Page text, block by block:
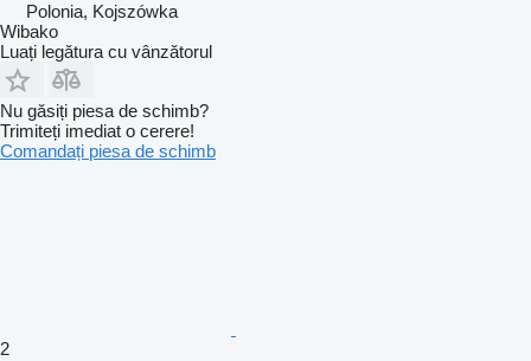
Polonia, Kojszówka
Wibako
Luați legătura cu vânzătorul
Nu găsiți piesa de schimb?
Trimiteți imediat o cerere!
Comandați piesa de schimb
2